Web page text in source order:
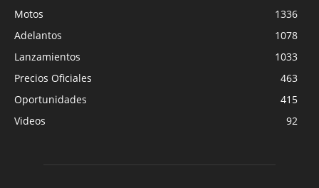
Motos
1336
Adelantos
1078
Lanzamientos
1033
Precios Oficiales
463
Oportunidades
415
Videos
92